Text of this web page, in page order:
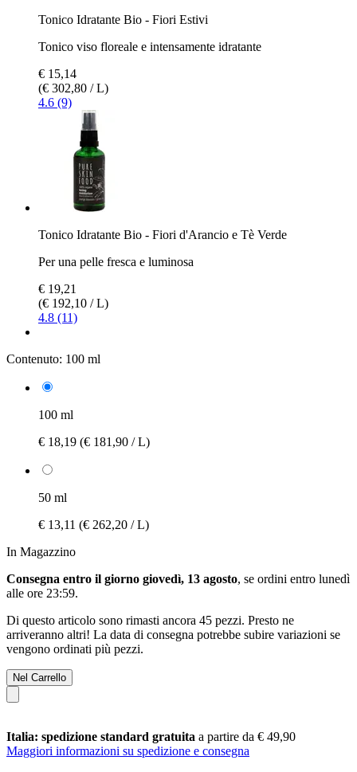
Tonico Idratante Bio - Fiori Estivi
Tonico viso floreale e intensamente idratante
€ 15,14
(€ 302,80 / L)
4.6 (9)
Tonico Idratante Bio - Fiori d'Arancio e Tè Verde
Per una pelle fresca e luminosa
€ 19,21
(€ 192,10 / L)
4.8 (11)
Contenuto: 100 ml
100 ml
€ 18,19 (€ 181,90 / L)
50 ml
€ 13,11 (€ 262,20 / L)
In Magazzino
Consegna entro il giorno giovedì, 13 agosto, se ordini entro lunedì
alle ore 23:59.
Di questo articolo sono rimasti ancora 45 pezzi. Presto ne
arriveranno altri! La data di consegna potrebbe subire variazioni se
vengono ordinati più pezzi.
Nel Carrello
Italia: spedizione standard gratuita a partire da € 49,90
Maggiori informazioni su spedizione e consegna